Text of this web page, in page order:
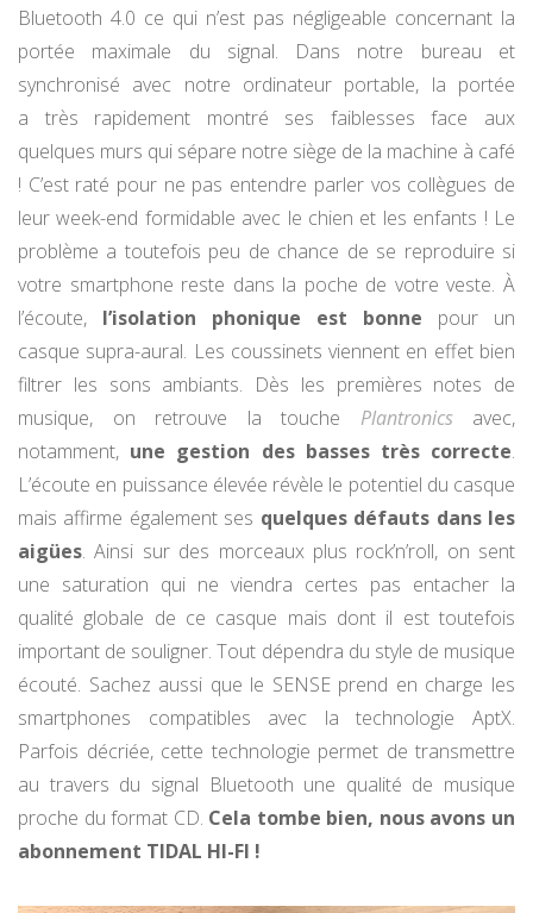
Bluetooth 4.0 ce qui n’est pas négligeable concernant la
portée maximale du signal. Dans notre bureau et
synchronisé avec notre ordinateur portable, la portée
a très rapidement montré ses faiblesses face aux
quelques murs qui sépare notre siège de la machine à café
! C’est raté pour ne pas entendre parler vos collègues de
leur week-end formidable avec le chien et les enfants ! Le
problème a toutefois peu de chance de se reproduire si
votre smartphone reste dans la poche de votre veste. À
l’écoute, l’isolation phonique est bonne pour un
casque supra-aural. Les coussinets viennent en effet bien
filtrer les sons ambiants. Dès les premières notes de
musique, on retrouve la touche Plantronics avec,
notamment, une gestion des basses très correcte.
L’écoute en puissance élevée révèle le potentiel du casque
mais affirme également ses quelques défauts dans les
aigües. Ainsi sur des morceaux plus rock’n’roll, on sent
une saturation qui ne viendra certes pas entacher la
qualité globale de ce casque mais dont il est toutefois
important de souligner. Tout dépendra du style de musique
écouté. Sachez aussi que le SENSE prend en charge les
smartphones compatibles avec la technologie AptX.
Parfois décriée, cette technologie permet de transmettre
au travers du signal Bluetooth une qualité de musique
proche du format CD. Cela tombe bien, nous avons un
abonnement TIDAL HI-FI !